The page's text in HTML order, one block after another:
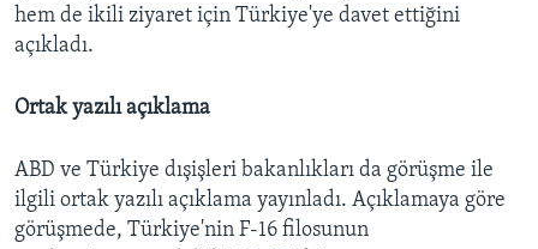
hem de ikili ziyaret için Türkiye'ye davet ettiğini
açıkladı.
Ortak yazılı açıklama
ABD ve Türkiye dışişleri bakanlıkları da görüşme ile
ilgili ortak yazılı açıklama yayınladı. Açıklamaya göre
görüşmede, Türkiye'nin F-16 filosunun